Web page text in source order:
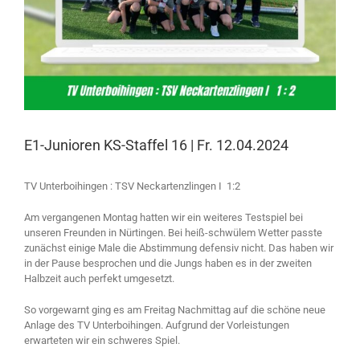
E1-Junioren KS-Staffel 16 | Fr. 12.04.2024
TV Unterboihingen : TSV Neckartenzlingen I 1:2
Am vergangenen Montag hatten wir ein weiteres Testspiel bei
unseren Freunden in Nürtingen. Bei heiß-schwülem Wetter passte
zunächst einige Male die Abstimmung defensiv nicht. Das haben wir
in der Pause besprochen und die Jungs haben es in der zweiten
Halbzeit auch perfekt umgesetzt.
So vorgewarnt ging es am Freitag Nachmittag auf die schöne neue
Anlage des TV Unterboihingen. Aufgrund der Vorleistungen
erwarteten wir ein schweres Spiel.